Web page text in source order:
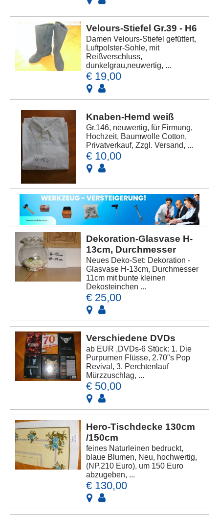
Velours-Stiefel Gr.39 - H6
Damen Velours-Stiefel gefüttert,
Luftpolster-Sohle, mit
Reißverschluss,
dunkelgrau,neuwertig, ...
€ 19,00
Knaben-Hemd weiß
Gr.146, neuwertig, für Firmung,
Hochzeit, Baumwolle Cotton,
Privatverkauf, Zzgl. Versand, ...
€ 10,00
Dekoration-Glasvase H-
13cm, Durchmesser
Neues Deko-Set: Dekoration -
Glasvase H-13cm, Durchmesser
11cm mit bunte kleinen
Dekosteinchen ...
€ 25,00
Verschiedene DVDs
ab EUR ,DVDs-6 Stück: 1. Die
Purpurnen Flüsse, 2.70"s Pop
Revival, 3. Perchtenlauf
Mürzzuschlag, ...
€ 50,00
Hero-Tischdecke 130cm
/150cm
feines Naturleinen bedruckt,
blaue Blumen, Neu, hochwertig,
(NP.210 Euro), um 150 Euro
abzugeben, ...
€ 130,00